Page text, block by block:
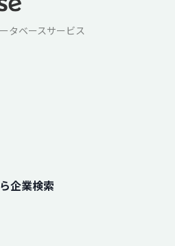
タベースサービス
企業検索